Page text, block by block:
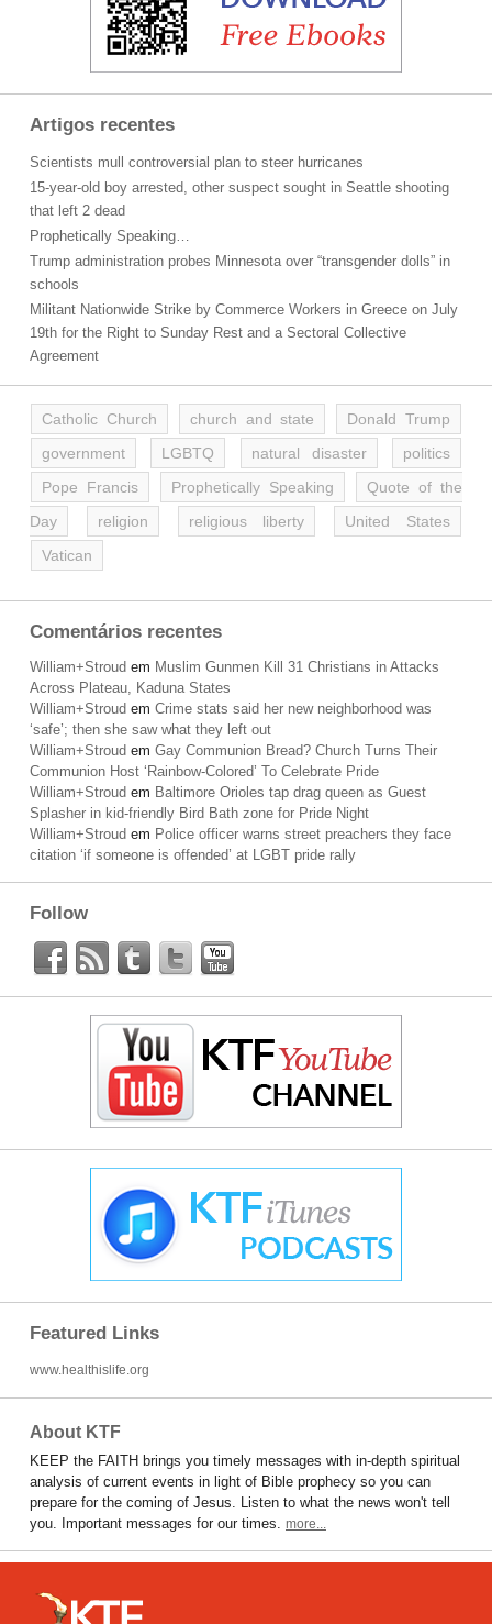
Artigos recentes
Scientists mull controversial plan to steer hurricanes
15-year-old boy arrested, other suspect sought in Seattle shooting
that left 2 dead
Prophetically Speaking…
Trump administration probes Minnesota over “transgender dolls” in
schools
Militant Nationwide Strike by Commerce Workers in Greece on July
19th for the Right to Sunday Rest and a Sectoral Collective
Agreement
Catholic Church church and state
Donald Trump
government
LGBTQ natural disaster
politics
Pope Francis
Prophetically Speaking
Quote of the
Day
religion religious liberty
United States
Vatican
Comentários recentes
William+Stroud em Muslim Gunmen Kill 31 Christians in Attacks
Across Plateau, Kaduna States
William+Stroud em Crime stats said her new neighborhood was
‘safe’; then she saw what they left out
William+Stroud em Gay Communion Bread? Church Turns Their
Communion Host ‘Rainbow-Colored’ To Celebrate Pride
William+Stroud em Baltimore Orioles tap drag queen as Guest
Splasher in kid-friendly Bird Bath zone for Pride Night
William+Stroud em Police officer warns street preachers they face
citation ‘if someone is offended’ at LGBT pride rally
Follow
Featured Links
www.healthislife.org
About KTF
KEEP the FAITH brings you timely messages with in-depth spiritual
analysis of current events in light of Bible prophecy so you can
prepare for the coming of Jesus. Listen to what the news won't tell
you. Important messages for our times. more...